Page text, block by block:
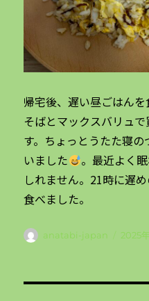
帰宅後、遅い昼ごはん
そばとマックスバリュ
す。ちょっとうたた寝
いました
。最近よく
しれません。21時に遅
食べました。
投
anatabi-japan
投
2025